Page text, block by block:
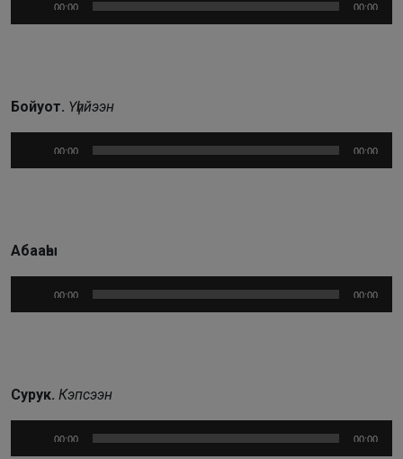
00:00 00:00
Бойуот. Үһүйээн
00:00 00:00
Абааһы
00:00 00:00
Сурук. Кэпсээн
00:00 00:00